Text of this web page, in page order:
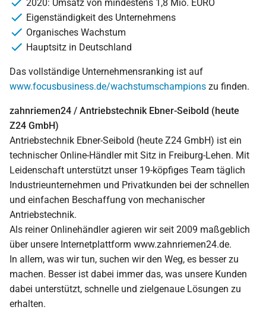
2020: Umsatz von mindestens 1,8 Mio. EURO
Eigenständigkeit des Unternehmens
Organisches Wachstum
Hauptsitz in Deutschland
Das vollständige Unternehmensranking ist auf
www.focusbusiness.de/wachstumschampions zu finden.
zahnriemen24 / Antriebstechnik Ebner-Seibold (heute
Z24 GmbH)
Antriebstechnik Ebner-Seibold (heute Z24 GmbH) ist ein
technischer Online-Händler mit Sitz in Freiburg-Lehen. Mit
Leidenschaft unterstützt unser 19-köpfiges Team täglich
Industrieunternehmen und Privatkunden bei der schnellen
und einfachen Beschaffung von mechanischer
Antriebstechnik.
Als reiner Onlinehändler agieren wir seit 2009 maßgeblich
über unsere Internetplattform www.zahnriemen24.de.
In allem, was wir tun, suchen wir den Weg, es besser zu
machen. Besser ist dabei immer das, was unsere Kunden
dabei unterstützt, schnelle und zielgenaue Lösungen zu
erhalten.